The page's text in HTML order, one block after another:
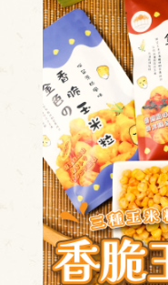
查詢
收藏
絲專頁